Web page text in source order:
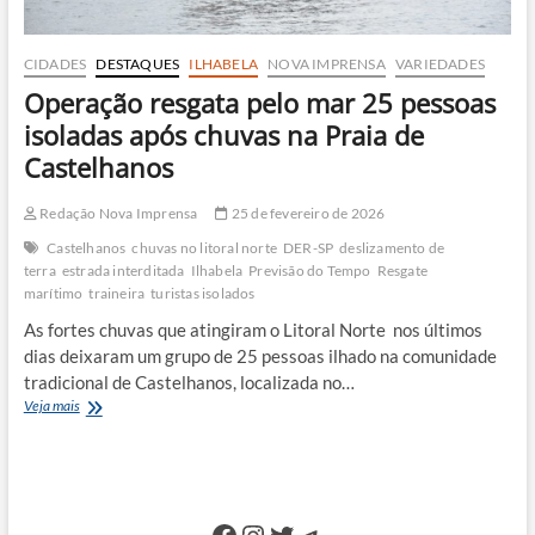
CIDADES DESTAQUES ILHABELA NOVA IMPRENSA VARIEDADES
Operação resgata pelo mar 25 pessoas
isoladas após chuvas na Praia de
Castelhanos
Redação Nova Imprensa
25 de fevereiro de 2026
Castelhanos chuvas no litoral norte DER-SP deslizamento de
terra estrada interditada Ilhabela Previsão do Tempo Resgate
marítimo traineira turistas isolados
As fortes chuvas que atingiram o Litoral Norte nos últimos
dias deixaram um grupo de 25 pessoas ilhado na comunidade
tradicional de Castelhanos, localizada no…
Veja maisOperação